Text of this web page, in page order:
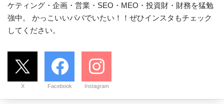
ケティング・企画・営業・SEO・MEO・投資財・財務を猛勉
強中。 かっこいいパパでいたい！！ぜひインスタもチェック
してください。
X Facebook Instagram